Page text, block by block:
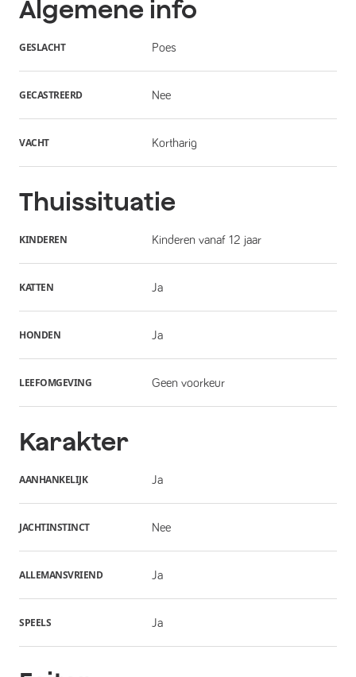
Algemene info
GESLACHT Poes
GECASTREERD Nee
VACHT Kortharig
Thuissituatie
KINDEREN Kinderen vanaf 12 jaar
KATTEN Ja
HONDEN Ja
LEEFOMGEVING Geen voorkeur
Karakter
AANHANKELIJK Ja
JACHTINSTINCT Nee
ALLEMANSVRIEND Ja
SPEELS Ja